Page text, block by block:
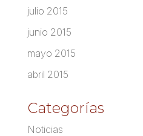
julio 2015
junio 2015
mayo 2015
abril 2015
Categorías
Noticias